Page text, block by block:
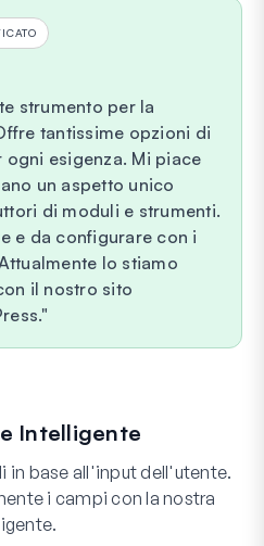
strumento per la
tantissime opzioni di
esigenza. Mi piace
un aspetto unico
di moduli e strumenti.
e da configurare con i
lo stiamo
il nostro sito
Intelligente
in base all'input dell'utente.
i campi con la nostra